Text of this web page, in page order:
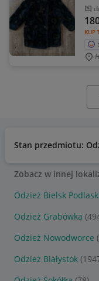
KUP
Stan przedmiotu:
Zobacz w innej
Odzież Bielsk
Odzież Grabówka
Odzież Nowodworce
Odzież Białystok